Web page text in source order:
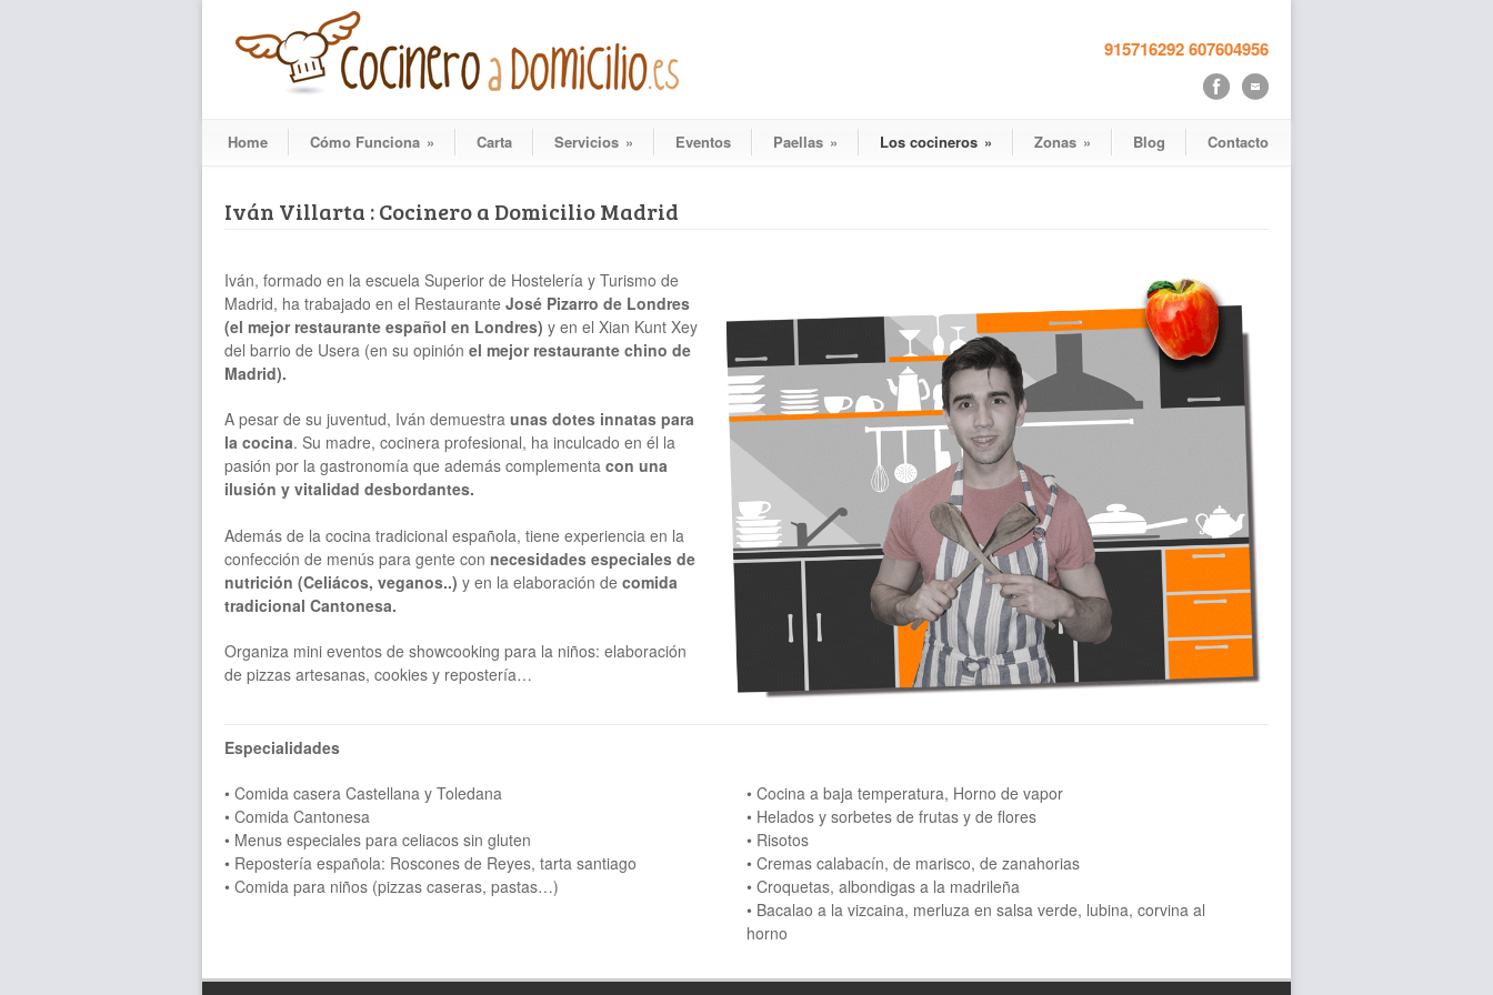
915716292607604956
Home Cómo Funciona » Carta Servicios » Eventos Paellas » Los cocineros » Zonas » Blog Contacto
Iván Villarta : Cocinero a Domicilio Madrid
Iván, formado en la escuela Superior de Hostelería y Turismo de
Madrid, ha trabajado en el Restaurante José Pizarro de Londres
(el mejor restaurante español en Londres) y en el Xian Kunt Xey
del barrio de Usera (en su opinión el mejor restaurante chino de
Madrid).
A pesar de su juventud, Iván demuestra unas dotes innatas para
la cocina. Su madre, cocinera profesional, ha inculcado en él la
pasión por la gastronomía que además complementa con una
ilusión y vitalidad desbordantes.
Además de la cocina tradicional española, tiene experiencia en la
confección de menús para gente con necesidades especiales de
nutrición (Celiácos, veganos..) y en la elaboración de comida
tradicional Cantonesa.
Organiza mini eventos de showcooking para la niños: elaboración
de pizzas artesanas, cookies y repostería…
Especialidades
• Comida casera Castellana y Toledana
• Comida Cantonesa
• Menus especiales para celiacos sin gluten
• Repostería española: Roscones de Reyes, tarta santiago
• Comida para niños (pizzas caseras, pastas…)
• Cocina a baja temperatura, Horno de vapor
• Helados y sorbetes de frutas y de flores
• Risotos
• Cremas calabacín, de marisco, de zanahorias
• Croquetas, albondigas a la madrileña
• Bacalao a la vizcaina, merluza en salsa verde, lubina, corvina al
horno